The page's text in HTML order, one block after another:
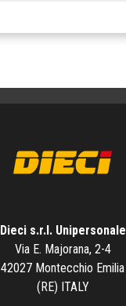
Dieci s.r.l. Unipersonale
Via E. Majorana, 2-4
42027 Montecchio Emilia
(RE) ITALY